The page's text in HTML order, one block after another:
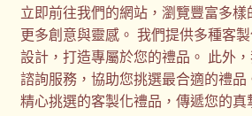
立即前往我們的網站，瀏覽豐富多
更多創意與靈感。 我們提供多種客
設計，打造專屬於您的禮品。 此外
諮詢服務，協助您挑選最合適的禮
精心挑選的客製化禮品，傳遞您的